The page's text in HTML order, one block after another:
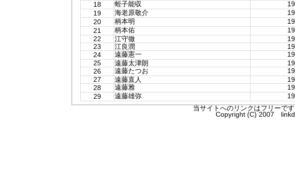
18
蛭子能収
19
海老原敬介
20
柄本明
21
柄本佑
22
江守徹
23
江良潤
24
遠藤憲一
25
遠藤太津朗
26
遠藤たつお
27
遠藤直人
28
遠藤雅
29
遠藤雄弥
当サイトへのリンクはフリーで
Copyright (C) 2007